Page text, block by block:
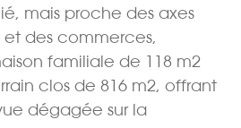
mais proche des axes
et des commerces,
familiale de 118 m2
clos de 816 m2, offrant
dégagée sur la